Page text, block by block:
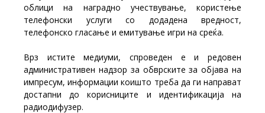
облици на наградно учествување, користење
телефонски услуги со додадена вредност,
телефонско гласање и емитување игри на среќа.
Врз истите медиуми, спроведен е и редовен
административен надзор за обврските за објава на
импресум, информации коишто треба да ги направат
достапни до корисниците и идентификација на
радиодифузер.